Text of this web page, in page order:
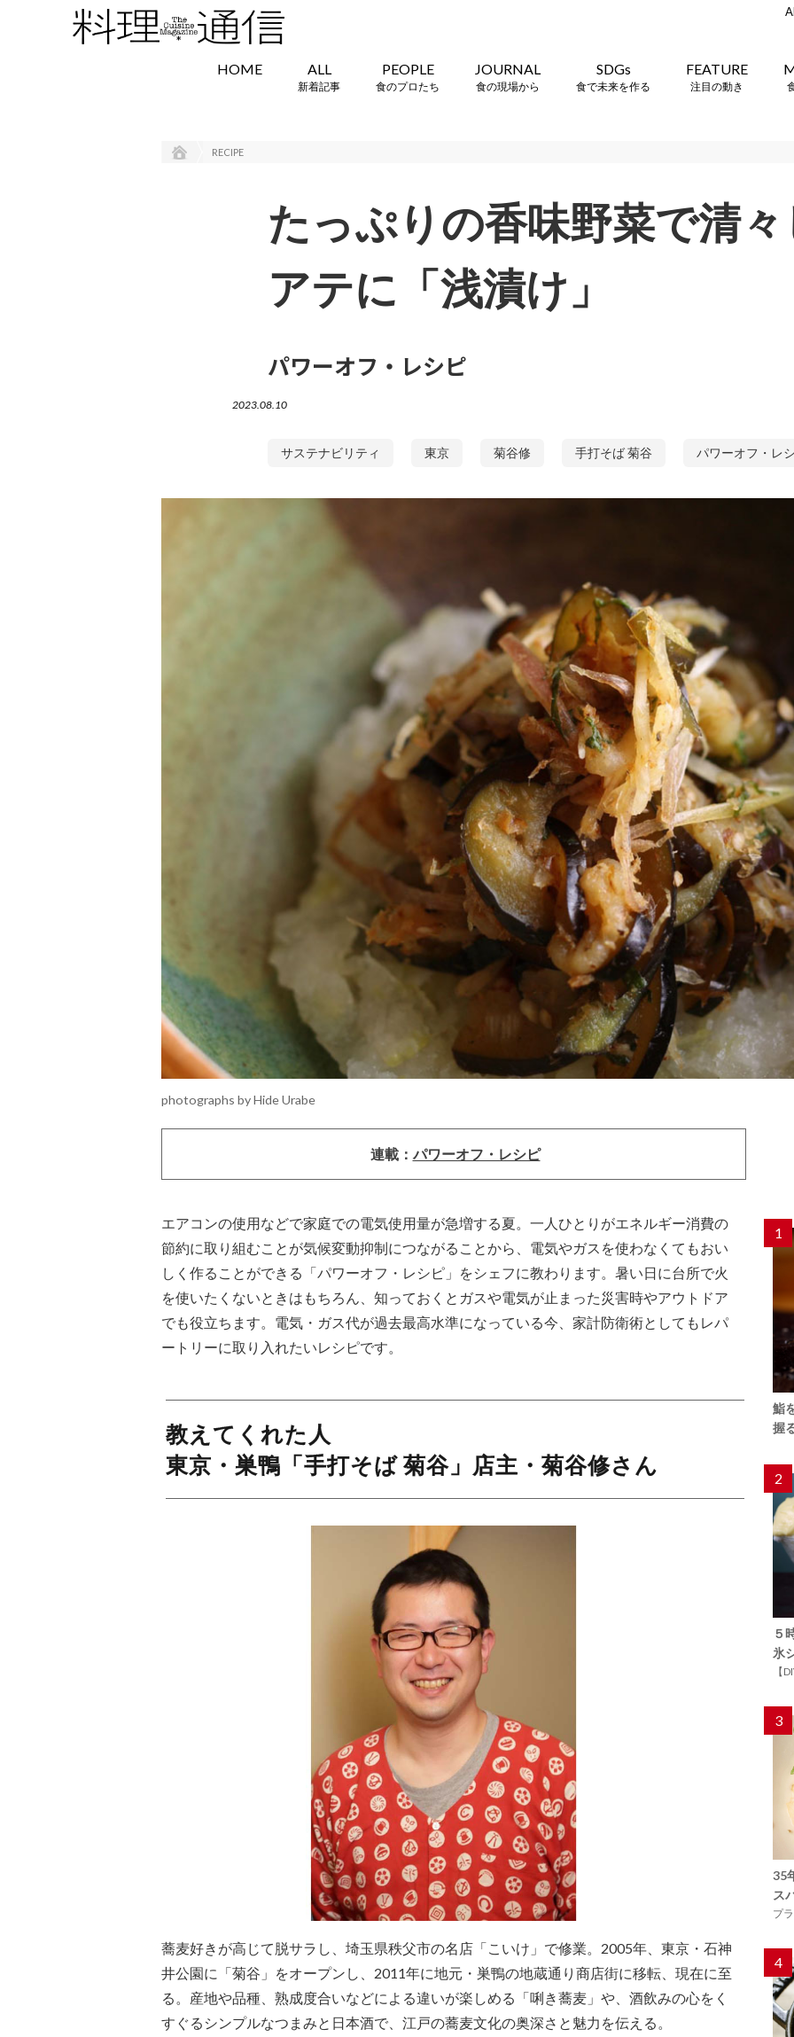
HOME ALL
新着記事
PEOPLE
食のプロたち
JOURNAL
食の現場から
SDGs
食で未来を作る
FEATURE
注目の動き
RECIPE
たっぷりの香味野菜で清
アテに「浅漬け」
パワーオフ・レシピ
2023.08.10
サステナビリティ 東京 菊谷修 手打そば 菊谷 パワーオフ・レ
photographs by Hide Urabe
連載： パワーオフ・レシピ
エアコンの使用などで家庭での電気使用量が急増する夏。一人ひとりがエネルギー消費の
節約に取り組むことが気候変動抑制につながることから、電気やガスを使わなくてもおい
しく作ることができる「パワーオフ・レシピ」をシェフに教わります。暑い日に台所で火
を使いたくないときはもちろん、知っておくとガスや電気が止まった災害時やアウトドア
でも役立ちます。電気・ガス代が過去最高水準になっている今、家計防衛術としてもレパ
ートリーに取り入れたいレシピです。
教えてくれた人
東京・巣鴨「手打そば 菊谷」店主・菊谷修さん
蕎麦好きが高じて脱サラし、埼玉県秩父市の名店「こいけ」で修業。2005年、東京・石神
井公園に「菊谷」をオープンし、2011年に地元・巣鴨の地蔵通り商店街に移転、現在に至
る。産地や品種、熟成度合いなどによる違いが楽しめる「唎き蕎麦」や、酒飲みの心をく
すぐるシンプルなつまみと日本酒で、江戸の蕎麦文化の奥深さと魅力を伝える。
1
鮨
握
2
５
氷
【
3
35
ス
プ
4